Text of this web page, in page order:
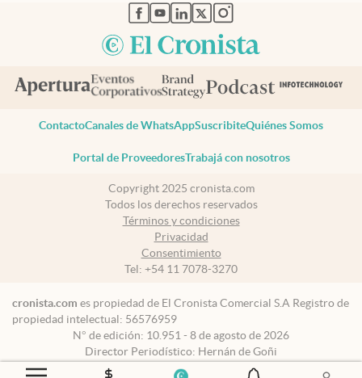
abre en nueva pestaña
abre en nueva pestaña
abre en nueva pestaña
abre en nueva pestaña
abre en nueva pestaña
ContactoCanales de WhatsAppSuscribiteQuiénes Somos
Portal de ProveedoresTrabajá con nosotros
Copyright 2025 cronista.com
Todos los derechos reservados
Términos y condiciones
Privacidad
Consentimiento
Tel: +54 11 7078-3270
cronista.com es propiedad de El Cronista Comercial S.A Registro de
propiedad intelectual: 56576959
N° de edición: 10.951 - 8 de agosto de 2026
Director Periodístico: Hernán de Goñi